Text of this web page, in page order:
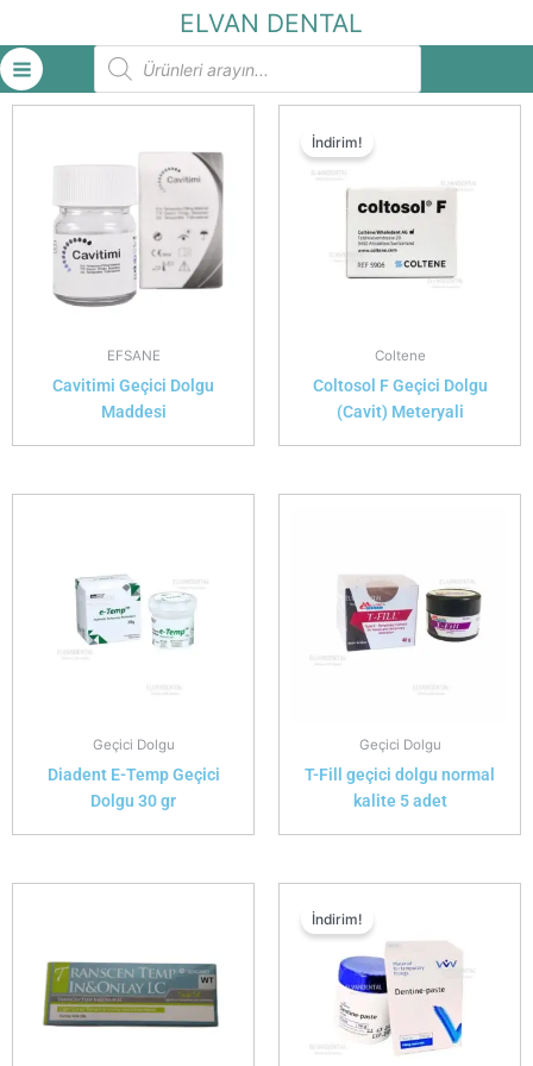
ELVAN DENTAL
Products
search
EFSANE
Cavitimi Geçici Dolgu
Maddesi
İndirim!
Coltene
Coltosol F Geçici Dolgu
(Cavit) Meteryali
Geçici Dolgu
Diadent E-Temp Geçici
Dolgu 30 gr
Geçici Dolgu
T-Fill geçici dolgu normal
kalite 5 adet
İndirim!